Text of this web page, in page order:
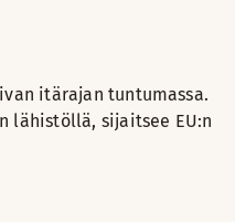
itärajan tuntumassa.
lähistöllä, sijaitsee EU:n